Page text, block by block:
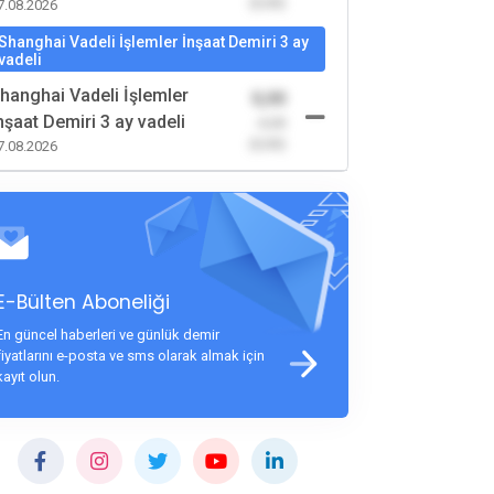
Vadeli İşlemler İnşaat Demiri 3 ay
Vadeli İşlemler
Demiri 3 ay vadeli
0,00
Bülten Aboneliği
güncel haberleri ve günlük demir
e-posta ve sms olarak almak için
olun.